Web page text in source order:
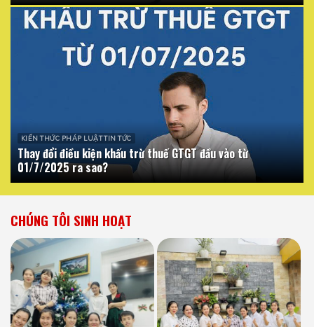
KIẾN THỨC PHÁP LUẬT TIN TỨC
Thay đổi điều kiện khấu trừ thuế GTGT đầu vào từ
01/7/2025 ra sao?
CHÚNG TÔI SINH HOẠT